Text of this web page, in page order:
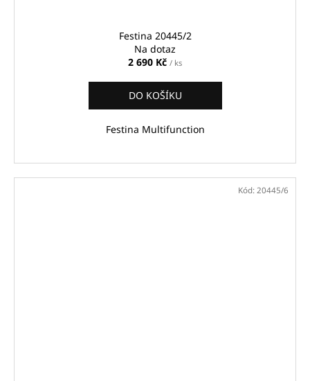
Festina 20445/2
Na dotaz
2 690 Kč / ks
DO KOŠÍKU
Festina Multifunction
Kód: 20445/6